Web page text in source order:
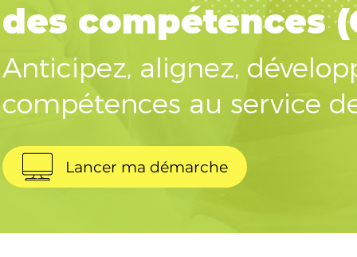
des compétences
Anticipez, alignez,
compétences au service
Lancer ma démarche